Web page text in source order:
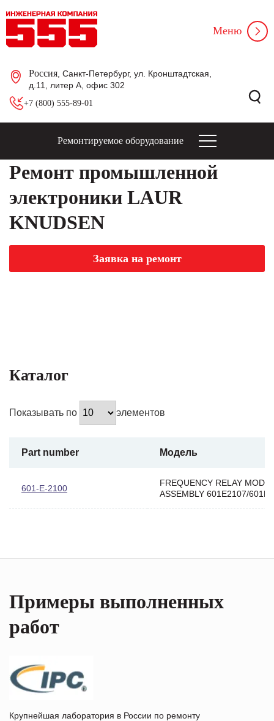
Россия , Санкт-Петербург, ул. Кронштадтская,
д.11, литер А, офис 302
+7 (800) 555-89-01
Меню
Ремонтируемое оборудование
Ремонт промышленной
электроники LAUR
KNUDSEN
Заявка на ремонт
Каталог
Показывать по элементов
Part number Модель
601-E-2100
FREQUENCY RELAY
ASSEMBLY 601E2107/
Примеры выполненных
работ
Крупнейшая лаборатория в России по ремонту